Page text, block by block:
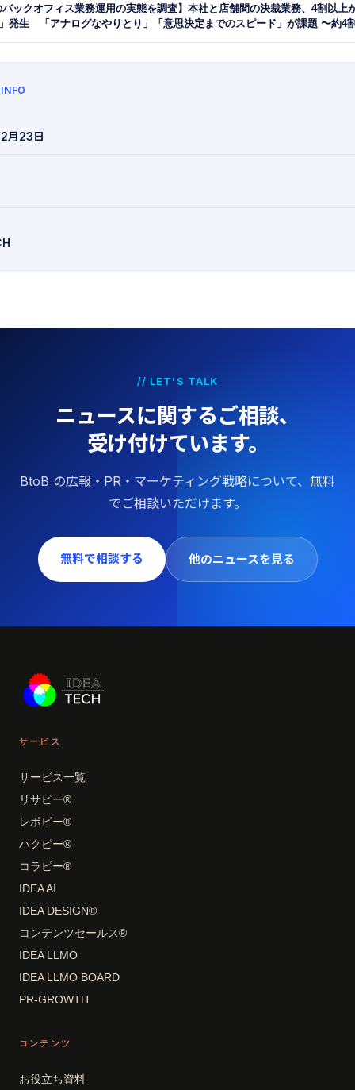
ックオフィス業務運用の実態を調査】本社と店舗間の決裁業務、4割以上
発生 「アナログなやりとり」「意思決定までのスピード」が課題 〜約4
月23日
// LET'S TALK
ニュースに関するご相談、
受け付けています。
BtoB の広報・PR・マーケティング戦略について、無料
でご相談いただけます。
無料で相談する 他のニュースを見る
サービス
サービス一覧
リサピー®
レポピー®
ハクピー®
コラピー®
IDEA AI
IDEA DESIGN®
コンテンツセールス®
IDEA LLMO
IDEA LLMO BOARD
PR-GROWTH
コンテンツ
お役立ち資料